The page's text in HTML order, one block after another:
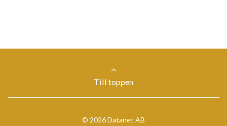
Till toppen
© 2026 Datanet AB